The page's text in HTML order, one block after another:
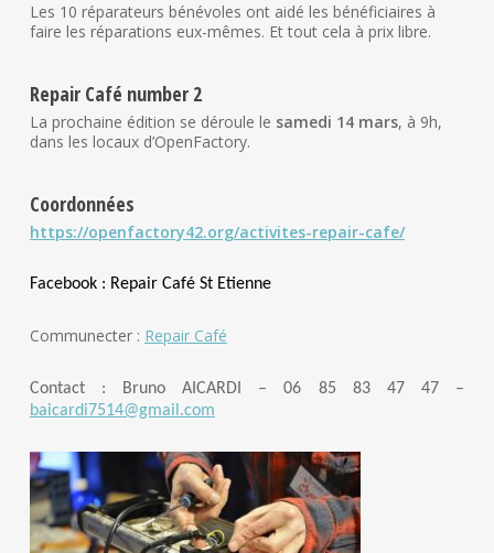
Les 10 réparateurs bénévoles ont aidé les bénéficiaires à
faire les réparations eux-mêmes. Et tout cela à prix libre.
Repair Café number 2
La prochaine édition se déroule le samedi 14 mars, à 9h,
dans les locaux d’OpenFactory.
Coordonnées
https://openfactory42.org/activites-repair-cafe/
Facebook : Repair Café St Etienne
Communecter : Repair Café
Contact : Bruno AICARDI – 06 85 83 47 47 –
baicardi7514@gmail.com